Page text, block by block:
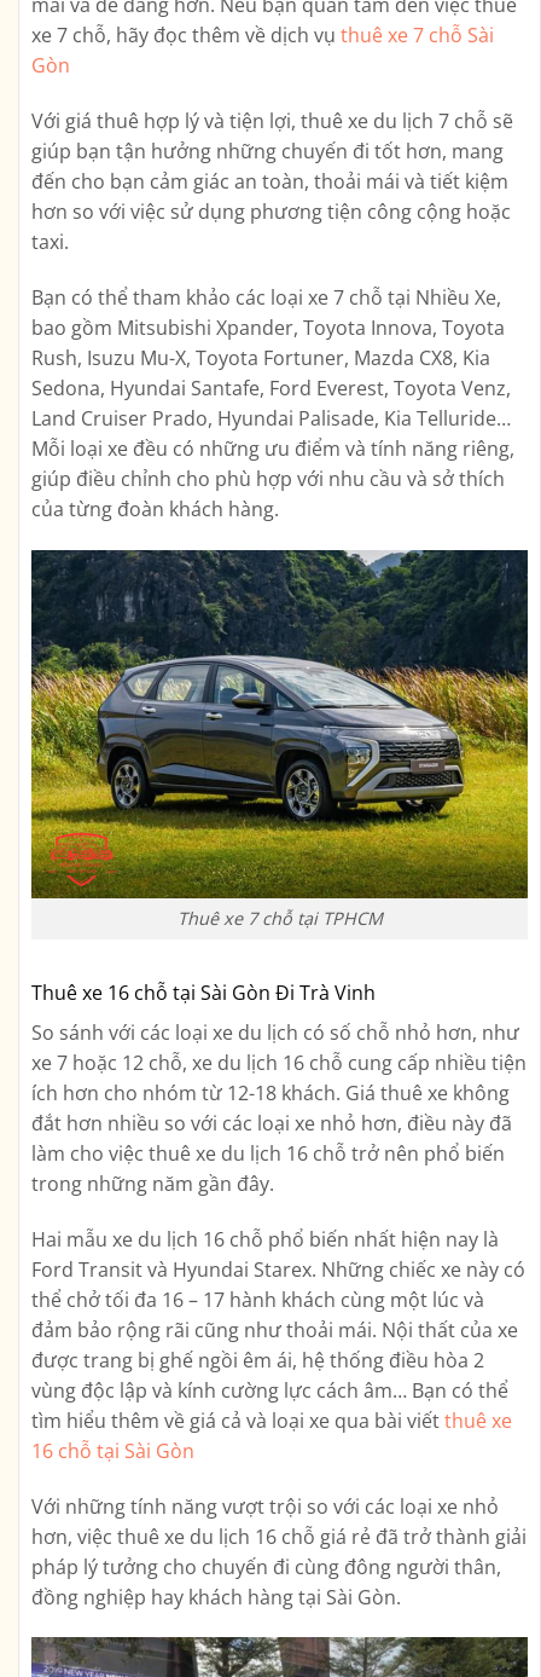
xe 7 chỗ, hãy đọc thêm về dịch vụ thuê xe 7 chỗ Sài
Gòn
Với giá thuê hợp lý và tiện lợi, thuê xe du lịch 7 chỗ sẽ
giúp bạn tận hưởng những chuyến đi tốt hơn, mang
đến cho bạn cảm giác an toàn, thoải mái và tiết kiệm
hơn so với việc sử dụng phương tiện công cộng hoặc
taxi.
Bạn có thể tham khảo các loại xe 7 chỗ tại Nhiều Xe,
bao gồm Mitsubishi Xpander, Toyota Innova, Toyota
Rush, Isuzu Mu-X, Toyota Fortuner, Mazda CX8, Kia
Sedona, Hyundai Santafe, Ford Everest, Toyota Venz,
Land Cruiser Prado, Hyundai Palisade, Kia Telluride…
Mỗi loại xe đều có những ưu điểm và tính năng riêng,
giúp điều chỉnh cho phù hợp với nhu cầu và sở thích
của từng đoàn khách hàng.
Thuê xe 7 chỗ tại TPHCM
Thuê xe 16 chỗ tại Sài Gòn Đi Trà Vinh
So sánh với các loại xe du lịch có số chỗ nhỏ hơn, như
xe 7 hoặc 12 chỗ, xe du lịch 16 chỗ cung cấp nhiều tiện
ích hơn cho nhóm từ 12-18 khách. Giá thuê xe không
đắt hơn nhiều so với các loại xe nhỏ hơn, điều này đã
làm cho việc thuê xe du lịch 16 chỗ trở nên phổ biến
trong những năm gần đây.
Hai mẫu xe du lịch 16 chỗ phổ biến nhất hiện nay là
Ford Transit và Hyundai Starex. Những chiếc xe này có
thể chở tối đa 16 – 17 hành khách cùng một lúc và
đảm bảo rộng rãi cũng như thoải mái. Nội thất của xe
được trang bị ghế ngồi êm ái, hệ thống điều hòa 2
vùng độc lập và kính cường lực cách âm… Bạn có thể
tìm hiểu thêm về giá cả và loại xe qua bài viếtthuê xe
16 chỗ tại Sài Gòn
Với những tính năng vượt trội so với các loại xe nhỏ
hơn, việc thuê xe du lịch 16 chỗ giá rẻ đã trở thành giải
pháp lý tưởng cho chuyến đi cùng đông người thân,
đồng nghiệp hay khách hàng tại Sài Gòn.